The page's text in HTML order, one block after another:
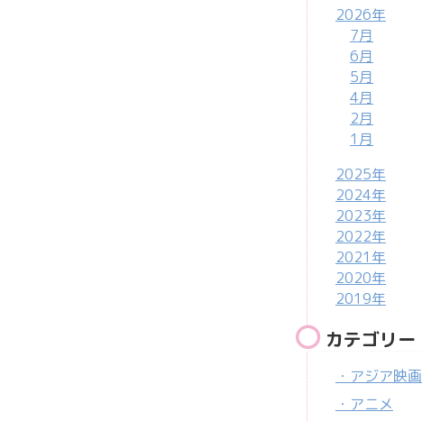
2026年
7月
6月
5月
4月
2月
1月
2025年
2024年
2023年
2022年
2021年
2020年
2019年
カテゴリー
・アジア映画
・アニメ